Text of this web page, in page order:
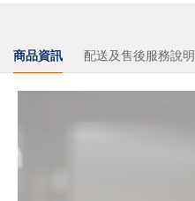
商品資訊 配送及售後服務說明